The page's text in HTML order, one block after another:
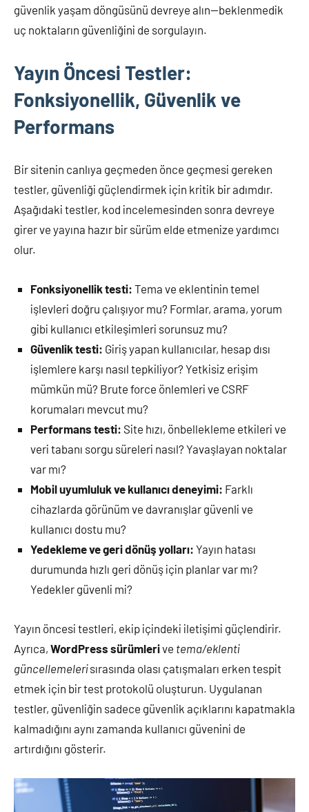
güvenlik yaşam döngüsünü devreye alın—beklenmedik
uç noktaların güvenliğini de sorgulayın.
Yayın Öncesi Testler:
Fonksiyonellik, Güvenlik ve
Performans
Bir sitenin canlıya geçmeden önce geçmesi gereken
testler, güvenliği güçlendirmek için kritik bir adımdır.
Aşağıdaki testler, kod incelemesinden sonra devreye
girer ve yayına hazır bir sürüm elde etmenize yardımcı
olur.
Fonksiyonellik testi: Tema ve eklentinin temel
işlevleri doğru çalışıyor mu? Formlar, arama, yorum
gibi kullanıcı etkileşimleri sorunsuz mu?
Güvenlik testi: Giriş yapan kullanıcılar, hesap dısı
işlemlere karşı nasıl tepkiliyor? Yetkisiz erişim
mümkün mü? Brute force önlemleri ve CSRF
korumaları mevcut mu?
Performans testi: Site hızı, önbellekleme etkileri ve
veri tabanı sorgu süreleri nasıl? Yavaşlayan noktalar
var mı?
Mobil uyumluluk ve kullanıcı deneyimi: Farklı
cihazlarda görünüm ve davranışlar güvenli ve
kullanıcı dostu mu?
Yedekleme ve geri dönüş yolları: Yayın hatası
durumunda hızlı geri dönüş için planlar var mı?
Yedekler güvenli mi?
Yayın öncesi testleri, ekip içindeki iletişimi güçlendirir.
Ayrıca, WordPress sürümlerive tema/eklenti
güncellemelerisırasında olası çatışmaları erken tespit
etmek için bir test protokolü oluşturun. Uygulanan
testler, güvenliğin sadece güvenlik açıklarını kapatmakla
kalmadığını aynı zamanda kullanıcı güvenini de
artırdığını gösterir.